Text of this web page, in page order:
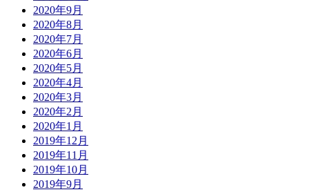
2020年9月
2020年8月
2020年7月
2020年6月
2020年5月
2020年4月
2020年3月
2020年2月
2020年1月
2019年12月
2019年11月
2019年10月
2019年9月